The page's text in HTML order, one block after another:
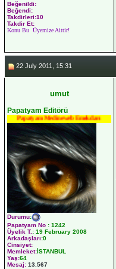
Beğenildi:
Beğendi:
Takdirleri:10
Takdir Et:
Konu Bu Üyemize Aittir!
22 July 2011, 15:31
umut
Papatyam Editörü
Papatyam Medineweb Emekdarı
Durumu:
Papatyam No : 1242
Üyelik T.: 19 February 2008
Arkadaşları:0
Cinsiyet:
Memleket:İSTANBUL
Yaş:64
Mesaj: 13.567